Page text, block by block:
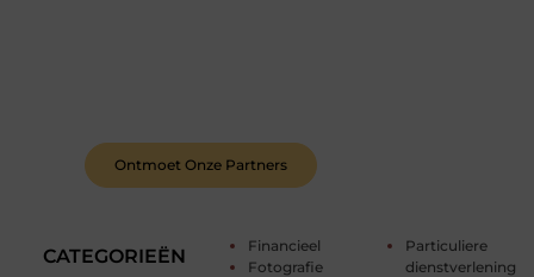
CATEGORIEËN
Financieel
Fotografie
Particuliere
dienstverlening
Ontmoet Onze Partners